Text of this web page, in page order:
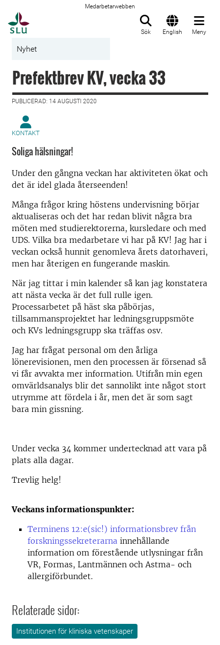
Medarbetarwebben
Sök English Meny
Nyhet
Prefektbrev KV, vecka 33
PUBLICERAD: 14 AUGUSTI 2020
KONTAKT
Soliga hälsningar!
Under den gångna veckan har aktiviteten ökat och
det är idel glada återseenden!
Många frågor kring höstens undervisning börjar
aktualiseras och det har redan blivit några bra
möten med studierektorerna, kursledare och med
UDS. Vilka bra medarbetare vi har på KV! Jag har i
veckan också hunnit genomleva årets datorhaveri,
men har återigen en fungerande maskin.
När jag tittar i min kalender så kan jag konstatera
att nästa vecka är det full rulle igen.
Processarbetet på häst ska påbörjas,
tillsammansprojektet har ledningsgruppsmöte
och KVs ledningsgrupp ska träffas osv.
Jag har frågat personal om den årliga
lönerevisionen, men den processen är försenad så
vi får avvakta mer information. Utifrån min egen
omvärldsanalys blir det sannolikt inte något stort
utrymme att fördela i år, men det är som sagt
bara min gissning.
Under vecka 34 kommer undertecknad att vara på
plats alla dagar.
Trevlig helg!
Veckans informationspunkter:
Terminens 12:e(sic!) informationsbrev från
forskningssekreterarna innehållande
information om förestående utlysningar från
VR, Formas, Lantmännen och Astma- och
allergiförbundet.
Relaterade sidor:
Institutionen för kliniska vetenskaper